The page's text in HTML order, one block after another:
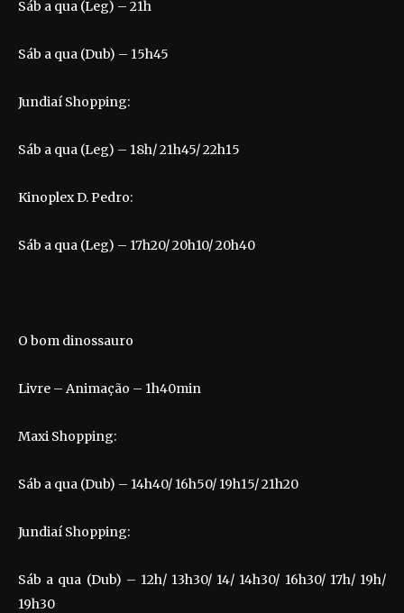
Sáb a qua (Leg) – 21h
Sáb a qua (Dub) – 15h45
Jundiaí Shopping:
Sáb a qua (Leg) – 18h/ 21h45/ 22h15
Kinoplex D. Pedro:
Sáb a qua (Leg) – 17h20/ 20h10/ 20h40
O bom dinossauro
Livre – Animação – 1h40min
Maxi Shopping:
Sáb a qua (Dub) – 14h40/ 16h50/ 19h15/ 21h20
Jundiaí Shopping:
Sáb a qua (Dub) – 12h/ 13h30/ 14/ 14h30/ 16h30/ 17h/ 19h/
19h30